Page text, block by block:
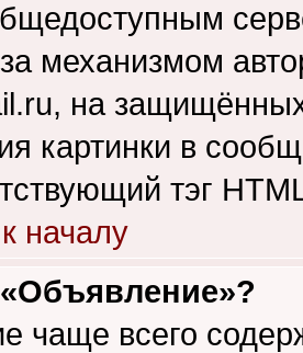
механизмом
на
картинки в
тэг
началу
чаще всего